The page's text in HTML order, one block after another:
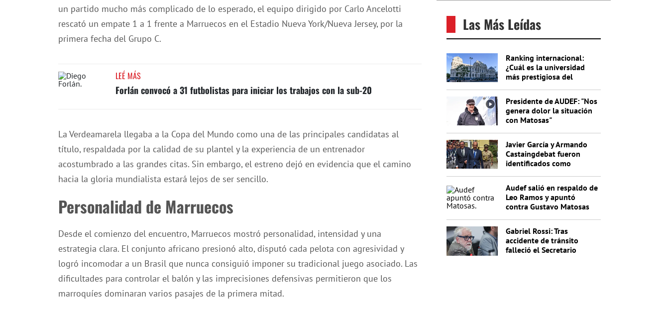
un partido mucho más complicado de lo esperado, el equipo dirigido por Carlo Ancelotti
rescató un empate 1 a 1 frente a Marruecos en el Estadio Nueva York/Nueva Jersey, por la
primera fecha del Grupo C.
LEÉ MÁS
Forlán convocó a 31 futbolistas para iniciar los trabajos con la sub-20
La Verdeamarela llegaba a la Copa del Mundo como una de las principales candidatas al
título, respaldada por la calidad de su plantel y la experiencia de un entrenador
acostumbrado a las grandes citas. Sin embargo, el estreno dejó en evidencia que el camino
hacia la gloria mundialista estará lejos de ser sencillo.
Personalidad de Marruecos
Desde el comienzo del encuentro, Marruecos mostró personalidad, intensidad y una
estrategia clara. El conjunto africano presionó alto, disputó cada pelota con agresividad y
logró incomodar a un Brasil que nunca consiguió imponer su tradicional juego asociado. Las
dificultades para controlar el balón y las imprecisiones defensivas permitieron que los
marroquíes dominaran varios pasajes de la primera mitad.
Las Más Leídas
Ranking internacional:
¿Cuál es la universidad
más prestigiosa del
Presidente de AUDEF: "Nos
genera dolor la situación
con Matosas"
Javier García y Armando
Castaingdebat fueron
identificados como
Audef salió en respaldo de
Leo Ramos y apuntó
contra Gustavo Matosas
Gabriel Rossi: Tras
accidente de tránsito
falleció el Secretario